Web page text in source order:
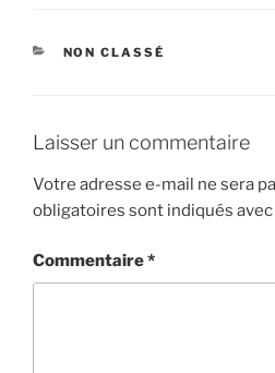
CATÉGORIES
NON CLASSÉ
Laisser un commentaire
Votre adresse e-mail ne sera
obligatoires sont indiqués avec
Commentaire*